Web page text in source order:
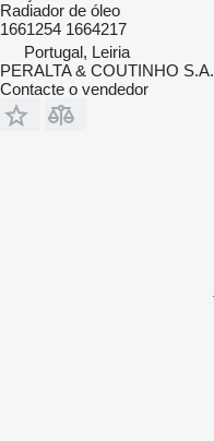
Radiador de óleo
1661254 1664217
Portugal, Leiria
PERALTA & COUTINHO S.A.
Contacte o vendedor